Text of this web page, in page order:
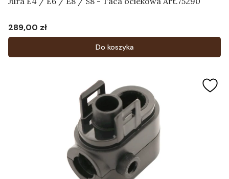
Cena
289,00 zł
Do koszyka